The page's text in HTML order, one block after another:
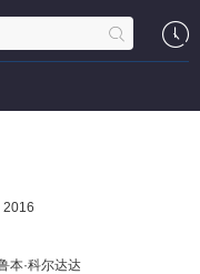
2016
本·科尔达达